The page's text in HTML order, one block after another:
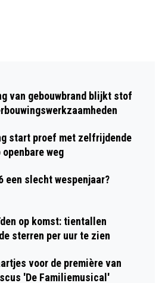
'DE
ZIONSBURG' DOOR
WINT
2026
van gebouwbrand blijkt stof
start proef met zelfrijdende
openbare weg
een slecht wespenjaar?
op komst: tientallen
sterren per uur te zien
voor de première van
'De Familiemusical'